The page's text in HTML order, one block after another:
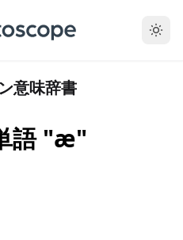
意味辞書
語 "æ"